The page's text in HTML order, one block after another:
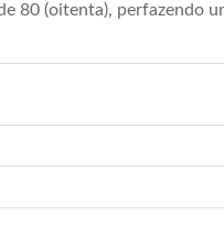
80 (oitenta), perfazendo